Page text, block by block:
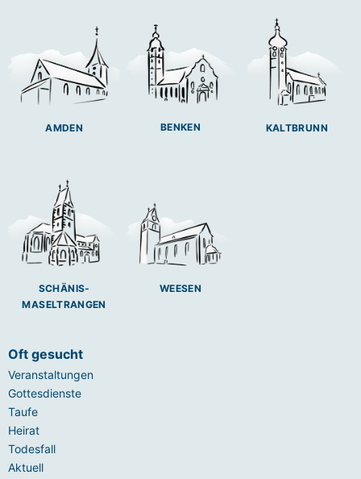
AMDEN BENKEN KALTBRUNN
SCHÄNIS-
MASELTRANGEN
WEESEN
Oft gesucht
Veranstaltungen
Gottesdienste
Taufe
Heirat
Todesfall
Aktuell